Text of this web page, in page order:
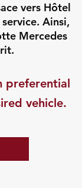
vers Hôtel
Ainsi,
Mercedes
preferential
vehicle.